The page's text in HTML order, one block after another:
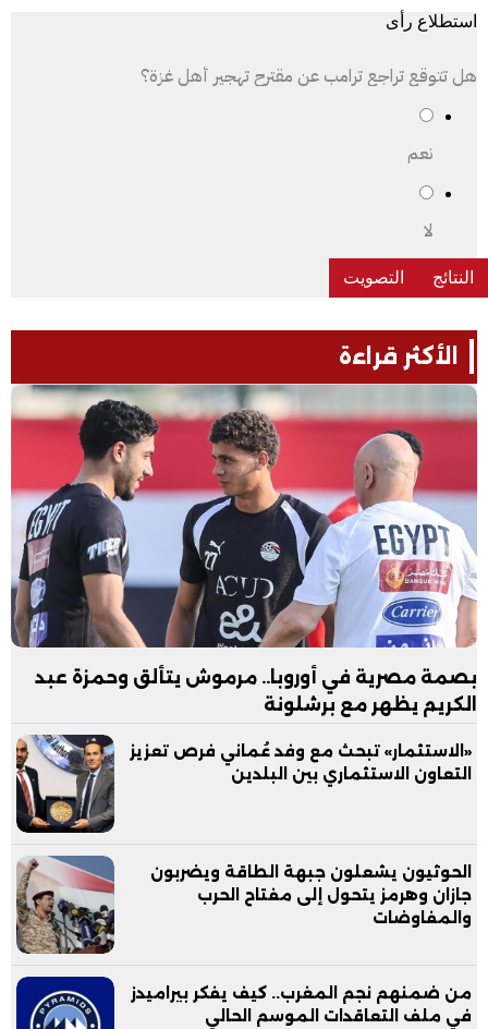
استطلاع رأى
هل تتوقع تراجع ترامب عن مقترح تهجير أهل غزة؟
نعم
لا
الأكثر قراءة
بصمة مصرية في أوروبا.. مرموش يتألق وحمزة عبد
الكريم يظهر مع برشلونة
«الاستثمار» تبحث مع وفد عُماني فرص تعزيز
التعاون الاستثماري بين البلدين
الحوثيون يشعلون جبهة الطاقة ويضربون
جازان وهرمز يتحول إلى مفتاح الحرب
والمفاوضات
من ضمنهم نجم المغرب.. كيف يفكر بيراميدز
في ملف التعاقدات الموسم الحالي